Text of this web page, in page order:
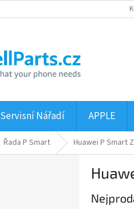
Servisní Nářadí APPLE
Řada P Smart Huawei P Smart Z